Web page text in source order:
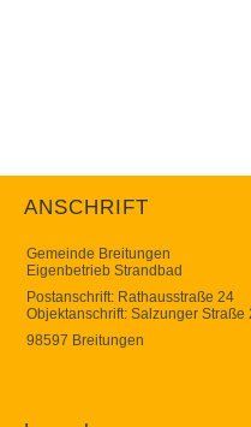
ANSCHRIFT
Gemeinde Breitungen
Eigenbetrieb Strandbad
Postanschrift: Rathausstraße 24
Objektanschrift: Salzunger Straße
98597 Breitungen